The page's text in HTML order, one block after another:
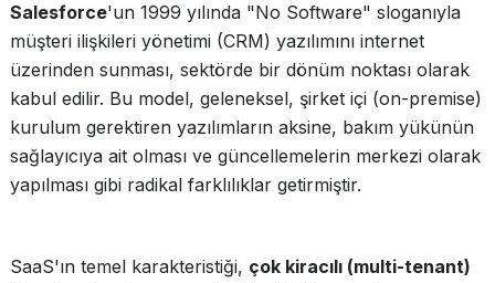
Salesforce'un 1999 yılında "No Software" sloganıyla
müşteri ilişkileri yönetimi (CRM) yazılımını internet
üzerinden sunması, sektörde bir dönüm noktası olarak
kabul edilir. Bu model, geleneksel, şirket içi (on-premise)
kurulum gerektiren yazılımların aksine, bakım yükünün
sağlayıcıya ait olması ve güncellemelerin merkezi olarak
yapılması gibi radikal farklılıklar getirmiştir.
SaaS'ın temel karakteristiği, çok kiracılı (multi-tenant)